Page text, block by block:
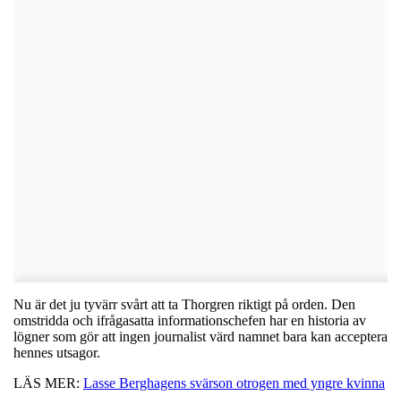
Nu är det ju tyvärr svårt att ta Thorgren riktigt på orden. Den
omstridda och ifrågasatta informationschefen har en historia av
lögner som gör att ingen journalist värd namnet bara kan acceptera
hennes utsagor.
LÄS MER: Lasse Berghagens svärson otrogen med yngre kvinna